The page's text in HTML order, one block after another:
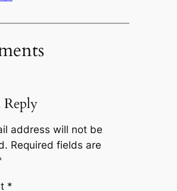
Reply
address will not be
Required fields are
*